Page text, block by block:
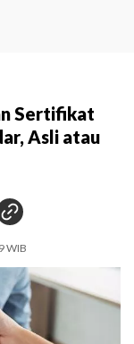
Sertifikat
Asli atau
WIB